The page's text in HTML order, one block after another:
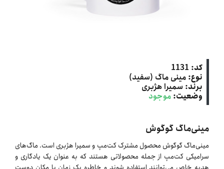
کد: 1131
نوع: مینی ماگ (سفید)
برند: سمیرا هژبری
وضعیت: موجود
مینی‌ماگ گوگوش
مینی‌ماگ گوگوش محصول مشترک کت‌مپ و سمیرا هژبری است. ماگ‌های
سرامیکی کت‌مپ از جمله محصولاتی هستند که به عنوان یک یادگاری و